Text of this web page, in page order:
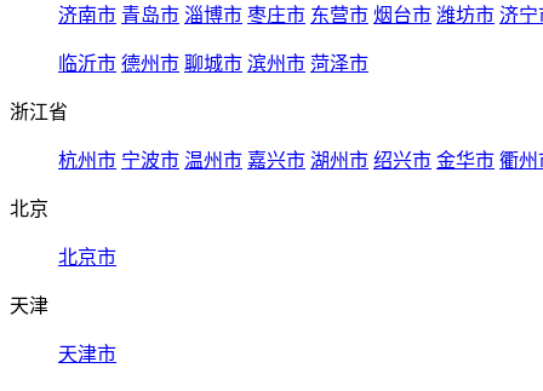
济南市 青岛市 淄博市 枣庄市 东营市 烟台市 潍坊市 济宁
临沂市 德州市 聊城市 滨州市 菏泽市
浙江省
杭州市 宁波市 温州市 嘉兴市 湖州市 绍兴市 金华市 衢州
北京
北京市
天津
天津市